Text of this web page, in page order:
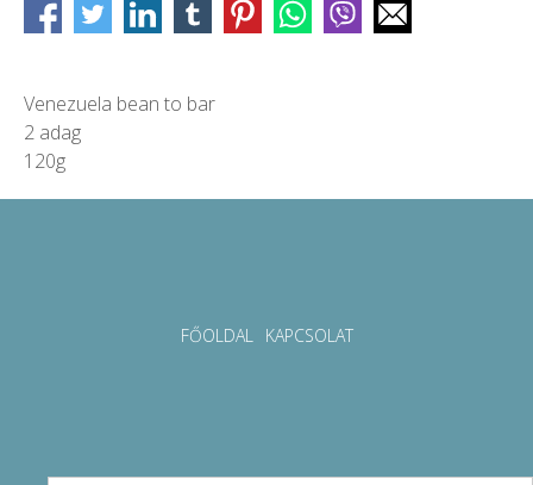
Venezuela bean to bar
2 adag
120g
FŐOLDAL KAPCSOLAT